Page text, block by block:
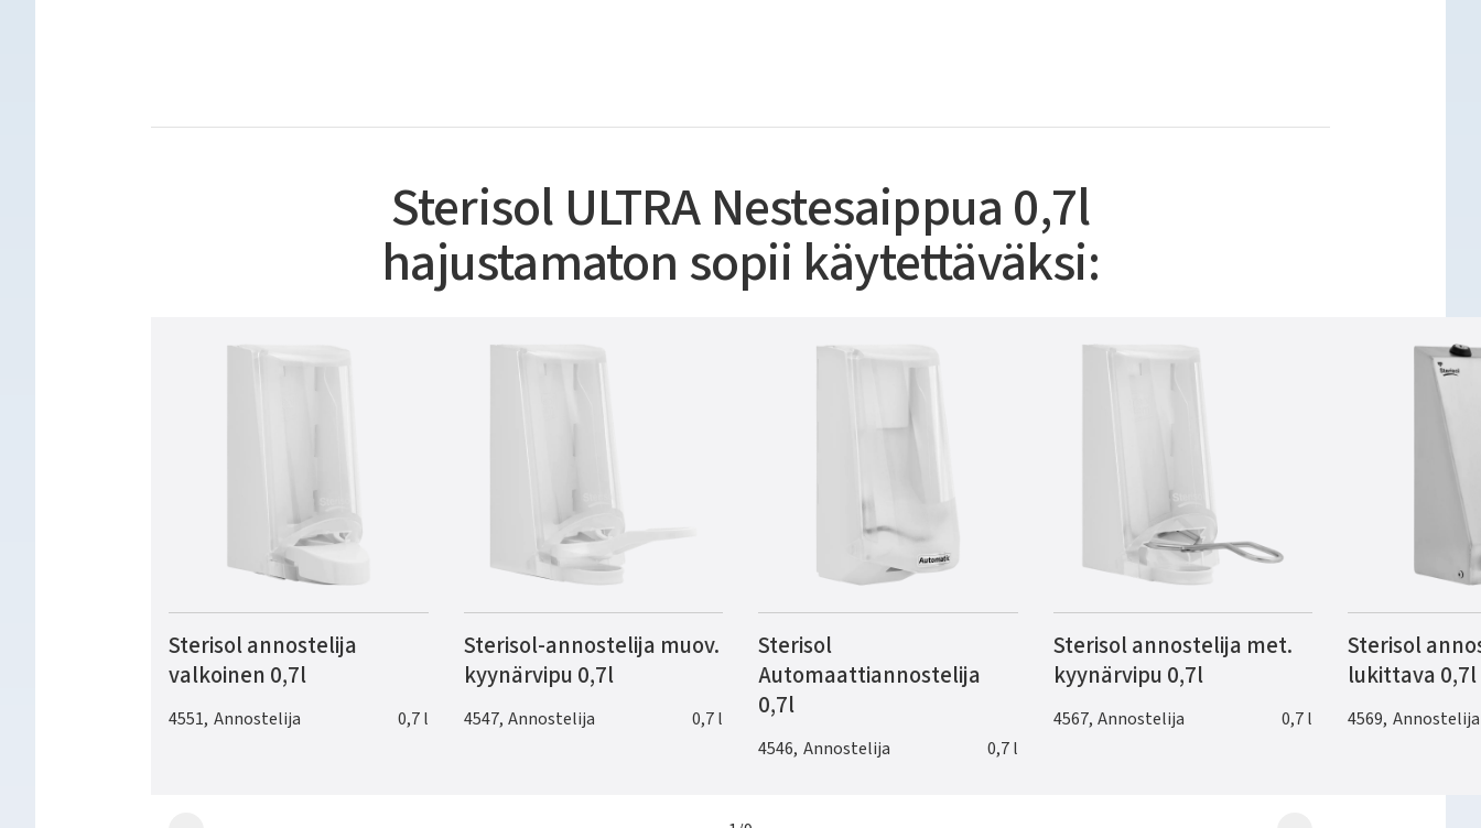
Sterisol ULTRA Nestesaippua 0,7l
hajustamaton sopii käytettäväksi:
Sterisol annostelija
valkoinen 0,7l
4551, Annostelija 0,7 l
Sterisol-annostelija muov.
kyynärvipu 0,7l
4547, Annostelija 0,7 l
Sterisol
Automaattiannostelija
0,7l
4546, Annostelija 0,7 l
Sterisol annostelija met.
kyynärvipu 0,7l
4567, Annostelija 0,7 l
Sterisol
lukittava 0,7l
4569, Annostelija